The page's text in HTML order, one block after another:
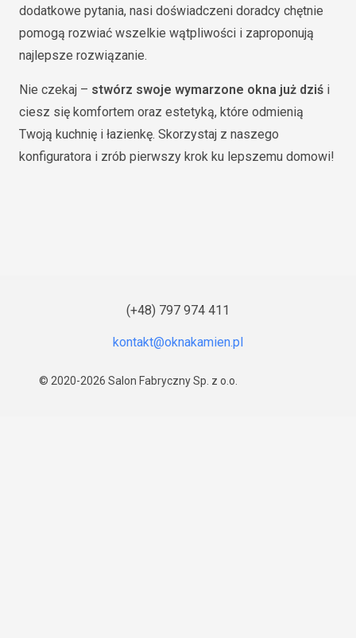
dodatkowe pytania, nasi doświadczeni doradcy chętnie
pomogą rozwiać wszelkie wątpliwości i zaproponują
najlepsze rozwiązanie.
Nie czekaj – stwórz swoje wymarzone okna już dziś i
ciesz się komfortem oraz estetyką, które odmienią
Twoją kuchnię i łazienkę. Skorzystaj z naszego
konfiguratora i zrób pierwszy krok ku lepszemu domowi!
(+48) 797 974 411
© 2020-2026 Salon Fabryczny Sp. z o.o.